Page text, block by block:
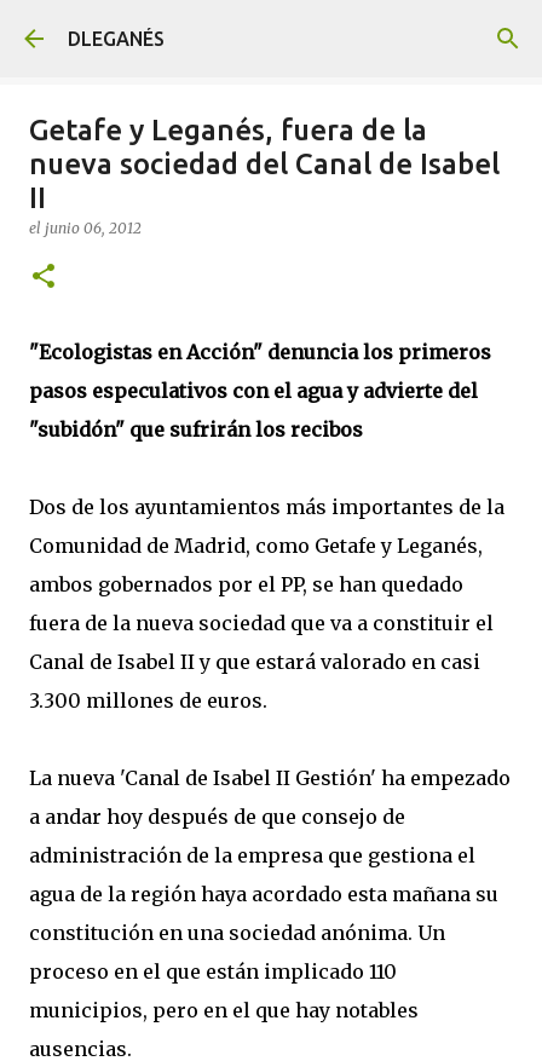
DLEGANÉS
Getafe y Leganés, fuera de la
nueva sociedad del Canal de Isabel
II
el junio 06, 2012
"Ecologistas en Acción" denuncia los primeros
pasos especulativos con el agua y advierte del
"subidón" que sufrirán los recibos
Dos de los ayuntamientos más importantes de la
Comunidad de Madrid, como Getafe y Leganés,
ambos gobernados por el PP, se han quedado
fuera de la nueva sociedad que va a constituir el
Canal de Isabel II y que estará valorado en casi
3.300 millones de euros.
La nueva 'Canal de Isabel II Gestión' ha empezado
a andar hoy después de que consejo de
administración de la empresa que gestiona el
agua de la región haya acordado esta mañana su
constitución en una sociedad anónima. Un
proceso en el que están implicado 110
municipios, pero en el que hay notables
ausencias.